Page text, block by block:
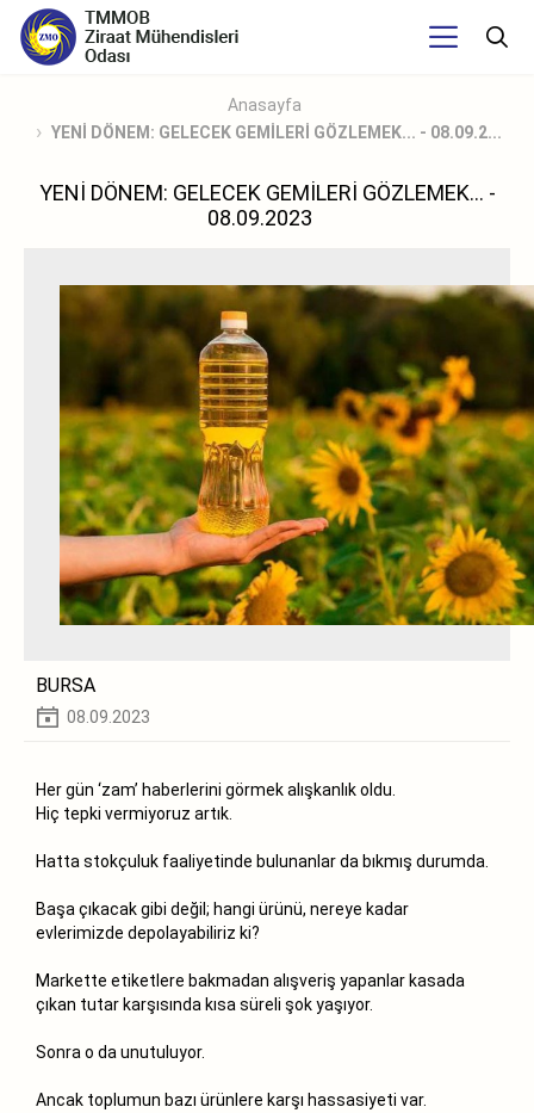
Anasayfa
YENİ DÖNEM: GELECEK GEMİLERİ GÖZLEMEK... - 08.09.2...
YENİ DÖNEM: GELECEK GEMİLERİ GÖZLEMEK... -
08.09.2023
BURSA
08.09.2023
Her gün ‘zam’ haberlerini görmek alışkanlık oldu.
Hiç tepki vermiyoruz artık.
Hatta stokçuluk faaliyetinde bulunanlar da bıkmış durumda.
Başa çıkacak gibi değil; hangi ürünü, nereye kadar
evlerimizde depolayabiliriz ki?
Markette etiketlere bakmadan alışveriş yapanlar kasada
çıkan tutar karşısında kısa süreli şok yaşıyor.
Sonra o da unutuluyor.
Ancak toplumun bazı ürünlere karşı hassasiyeti var.